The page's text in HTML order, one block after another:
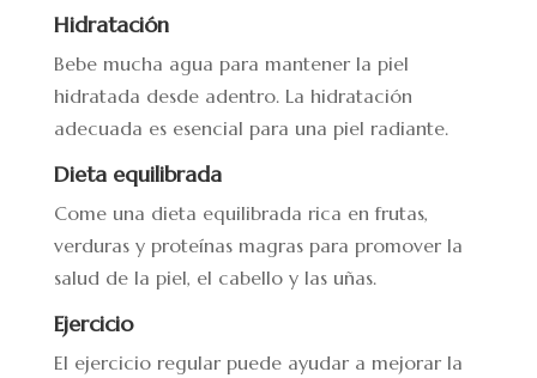
Hidratación
Bebe mucha agua para mantener la piel
hidratada desde adentro. La hidratación
adecuada es esencial para una piel radiante.
Dieta equilibrada
Come una dieta equilibrada rica en frutas,
verduras y proteínas magras para promover la
salud de la piel, el cabello y las uñas.
Ejercicio
El ejercicio regular puede ayudar a mejorar la